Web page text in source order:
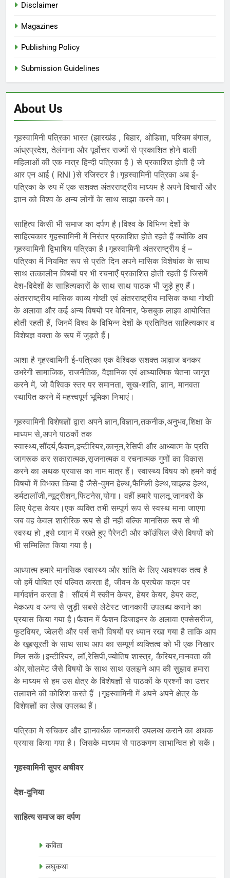
Disclaimer
Magazines
Publishing Policy
Submission Guidelines
About Us
गृहस्वामिनी पत्रिका भारत (झारखंड , बिहार, ओडिशा, पश्चिम बंगाल,
आंध्रप्रदेश, तेलंगाना और पूर्वोत्तर राज्यों से प्रकाशित होने वाली
महिलाओं की एक मात्र हिन्दी पत्रिका है ) से प्रकाशित होती है जो
आर एन आई ( RNI )से रजिस्टर है।गृहस्वामिनी पत्रिका अब ई-
पत्रिका के रुप में एक सशक्त अंतरराष्ट्रीय माध्यम है अपने विचारों और
ज्ञान को विश्व के अन्य लोगों के साथ साझा करने का।
साहित्य किसी भी समाज का दर्पण है।विश्व के विभिन्न देशों के
साहित्यकार गृहस्वामिनी में निरंतर प्रकाशित होते रहते हैं क्योंकि अब
गृहस्वामिनी द्विभाषिय पत्रिका है।गृहस्वामिनी अंतरराष्ट्रीय ई –
पत्रिका में नियमित रूप से प्रति दिन अपने मासिक विशेषांक के साथ
साथ तत्कालीन विषयों पर भी रचनाएँ प्रकाशित होती रहती हैं जिसमें
देश-विदेशों के साहित्यकारों के साथ साथ पाठक भी जुड़े हुए हैं।
अंतरराष्ट्रीय मासिक काव्य गोष्ठी एवं अंतरराष्ट्रीय मासिक कथा गोष्ठी
के अलावा और कई अन्य विषयों पर वेबिनार, फेसबुक लाइव आयोजित
होती रहती हैं, जिनमें विश्व के विभिन्न देशों के प्रतिष्ठित साहित्यकार व
विशेषज्ञ वक्ता के रूप में जुड़ते हैं।
आशा है गृहस्वामिनी ई-पत्रिका एक वैश्विक सशक्त आव़ाज बनकर
उभरेगी सामाजिक, राजनैतिक, वैज्ञानिक एवं आध्यात्मिक चेतना जागृत
करने में, जो वैश्विक स्तर पर समानता, सुख-शांति, ज्ञान, मानवता
स्थापित करने में महत्त्वपूर्ण भूमिका निभाएं।
गृहस्वामिनी विशेषज्ञों द्वारा अपने ज्ञान,विज्ञान,तकनीक,अनुभव,शिक्षा के
माध्यम से,अपने पाठकों तक
स्वास्थ्य,सौंदर्य,फैशन,इन्टीरियर,कानून,रेसिपी और आध्यात्म के प्रति
जागरूक कर सकारात्मक,सृजनात्मक व रचनात्मक गुणों का विकास
करने का अथक प्रयास का नाम मात्र हैं। स्वास्थ्य विषय को हमने कई
विषयों में विभक्त किया है जैसे-वुमन हेल्थ,फैमिली हेल्थ,चाइल्ड हेल्थ,
डर्मटालॉजी,न्यूट्रीशन,फिटनेस,योगा। वहीं हमारे पालतू जानवरों के
लिए पेट्स केयर।एक व्यक्ति तभी सम्पूर्ण रूप से स्वस्थ माना जाएगा
जब वह केवल शारीरिक रूप से ही नहीं बल्कि मानसिक रूप से भी
स्वस्थ हो ,इसे ध्यान में रखते हुए पैरेनटी और कॉउंसिल जैसे विषयों को
भी सम्मिलित किया गया है।
आध्यात्म हमारे मानसिक स्वास्थ्य और शांति के लिए आवश्यक तत्व है
जो हमें पोषित एवं पल्वित करता है, जीवन के प्रत्येक कदम पर
मार्गदर्शन करता है। सौंदर्य में स्कीन केयर, हेयर केयर, हेयर कट,
मेकअप व अन्य से जुड़ी सबसे लेटेस्ट जानकारी उपलब्ध कराने का
प्रयास किया गया है।फैशन में फैशन डिजाइनर के अलावा एक्सेसरीज,
फुटवियर, ज्वेलरी और पर्स सभी विषयों पर ध्यान रखा गया है ताकि आप
के खूबसूरती के साथ साथ आप का सम्पूर्ण व्यक्तित्व को भी एक निखार
मिल सकें।इन्टीरियर, लॉ,रेसिपी,ज्योतिष शास्त्र, कैरियर,मानवता की
ओर,सोलमेट जैसे विषयों के साथ साथ उलझने आप की सुझाव हमारा
के माध्यम से हम उस क्षेत्र के विशेषज्ञों से पाठकों के प्रश्नों का उत्तर
तलाशने की कोशिश करते हैं ।गृहस्वामिनी में अपने अपने क्षेत्र के
विशेषज्ञों का लेख उपलब्ध हैं।
पत्रिका मे रुचिकर और ज्ञानवर्धक जानकारी उपलब्ध कराने का अथक
प्रयास किया गया है। जिसके माध्यम से पाठकगण लाभान्वित हो सकें।
गृहस्वामिनी सुपर अचीवर
देश-दुनिया
साहित्य समाज का दर्पण
कविता
लघुकथा